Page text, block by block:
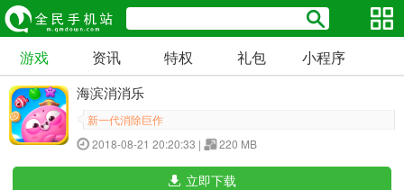
游戏 资讯 特权 礼包 小程序
海滨消消乐
新一代消除巨作
2018-08-21 20:20:33 |
220 MB
立即下载